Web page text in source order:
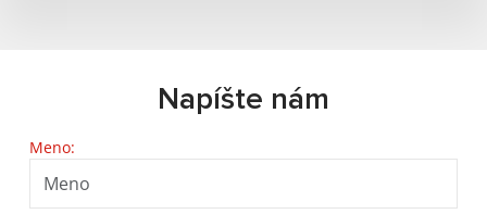
Napíšte nám
Meno: